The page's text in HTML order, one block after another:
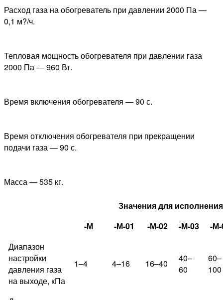
Расход газа на обогреватель при давлении 2000 Па —
0,1 м?/ч.
Тепловая мощность обогревателя при давлении газа
2000 Па — 960 Вт.
Время включения обогревателя — 90 с.
Время отключения обогревателя при прекращении
подачи газа — 90 с.
Масса — 535 кг.
Значения для
-М
-М-01 -М-02 -М-03
-М-
Диапазон
настройки
давления газа
на выходе, кПа
1–4 4–16 16–40
40–
60
60–
100